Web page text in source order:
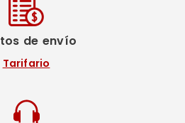
de envío
Tarifario